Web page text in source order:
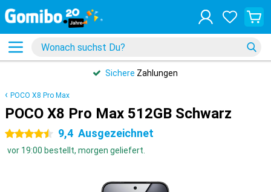
Sichere Zahlungen
POCO X8 Pro Max
POCO X8 Pro Max 512GB Schwarz
4.5 Sterne 9,4 Ausgezeichnet
vor 19:00 bestellt, morgen geliefert.